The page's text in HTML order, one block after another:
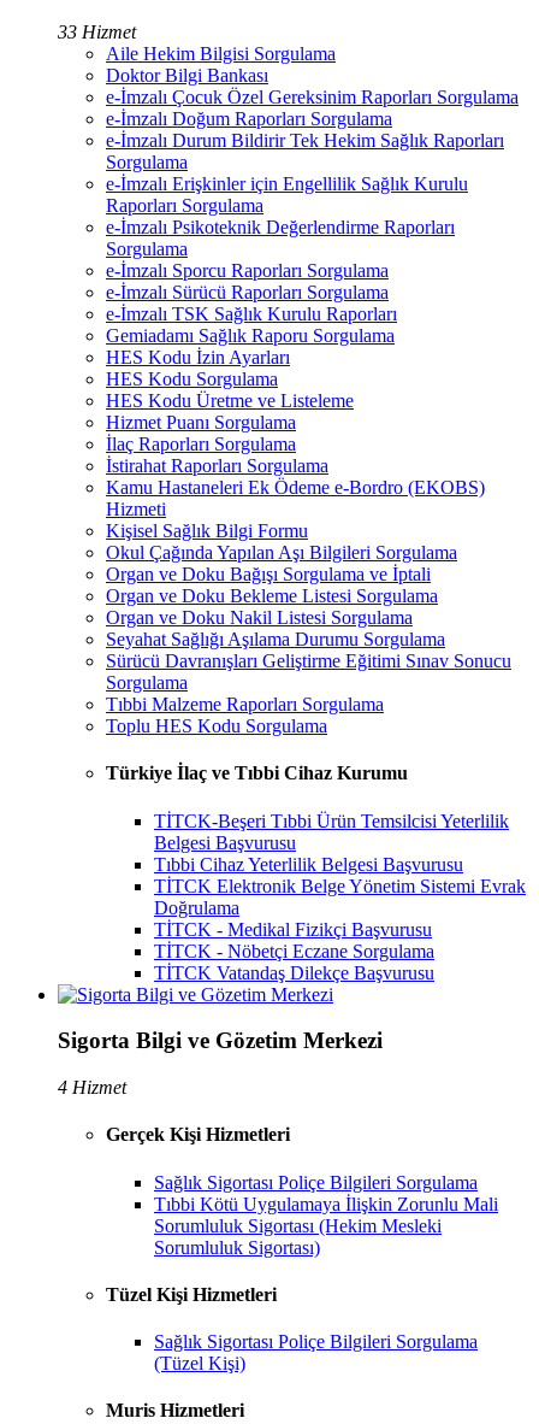
33 Hizmet
Aile Hekim Bilgisi Sorgulama
Doktor Bilgi Bankası
e-İmzalı Çocuk Özel Gereksinim Raporları Sorgulama
e-İmzalı Doğum Raporları Sorgulama
e-İmzalı Durum Bildirir Tek Hekim Sağlık Raporları
Sorgulama
e-İmzalı Erişkinler için Engellilik Sağlık Kurulu
Raporları Sorgulama
e-İmzalı Psikoteknik Değerlendirme Raporları
Sorgulama
e-İmzalı Sporcu Raporları Sorgulama
e-İmzalı Sürücü Raporları Sorgulama
e-İmzalı TSK Sağlık Kurulu Raporları
Gemiadamı Sağlık Raporu Sorgulama
HES Kodu İzin Ayarları
HES Kodu Sorgulama
HES Kodu Üretme ve Listeleme
Hizmet Puanı Sorgulama
İlaç Raporları Sorgulama
İstirahat Raporları Sorgulama
Kamu Hastaneleri Ek Ödeme e-Bordro (EKOBS)
Hizmeti
Kişisel Sağlık Bilgi Formu
Okul Çağında Yapılan Aşı Bilgileri Sorgulama
Organ ve Doku Bağışı Sorgulama ve İptali
Organ ve Doku Bekleme Listesi Sorgulama
Organ ve Doku Nakil Listesi Sorgulama
Seyahat Sağlığı Aşılama Durumu Sorgulama
Sürücü Davranışları Geliştirme Eğitimi Sınav Sonucu
Sorgulama
Tıbbi Malzeme Raporları Sorgulama
Toplu HES Kodu Sorgulama
Türkiye İlaç ve Tıbbi Cihaz Kurumu
TİTCK-Beşeri Tıbbi Ürün Temsilcisi Yeterlilik
Belgesi Başvurusu
Tıbbi Cihaz Yeterlilik Belgesi Başvurusu
TİTCK Elektronik Belge Yönetim Sistemi Evrak
Doğrulama
TİTCK - Medikal Fizikçi Başvurusu
TİTCK - Nöbetçi Eczane Sorgulama
TİTCK Vatandaş Dilekçe Başvurusu
Sigorta Bilgi ve Gözetim Merkezi
4 Hizmet
Gerçek Kişi Hizmetleri
Sağlık Sigortası Poliçe Bilgileri Sorgulama
Tıbbi Kötü Uygulamaya İlişkin Zorunlu Mali
Sorumluluk Sigortası (Hekim Mesleki
Sorumluluk Sigortası)
Tüzel Kişi Hizmetleri
Sağlık Sigortası Poliçe Bilgileri Sorgulama
(Tüzel Kişi)
Muris Hizmetleri